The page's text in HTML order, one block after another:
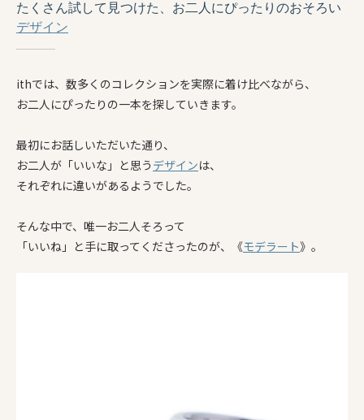
たくさん試して見つけた、お二人にぴったりのおそろい
デザイン
ithでは、数多くのコレクションを実際に着け比べながら、
お二人にぴったりの一本を探していきます。
最初にお話しいただいた通り、
お二人が「いいな」と思う デザインは、
それぞれに違いがあるようでした。
そんな中で、唯一お二人そろって
「いいね」と手に取ってくださったのが、《モデラート》。